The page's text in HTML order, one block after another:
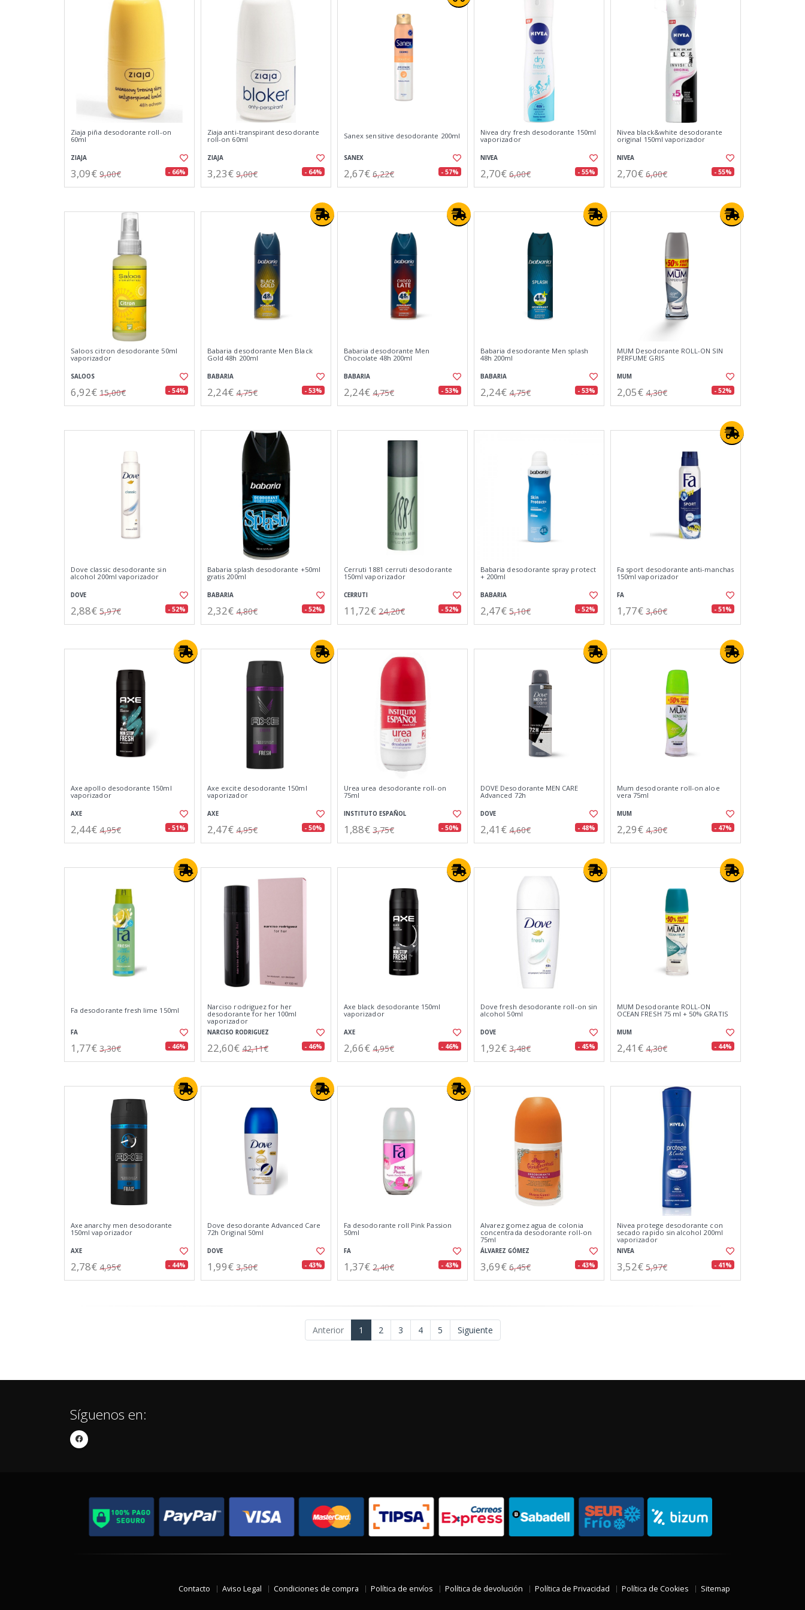
Ziaja piña desodorante roll-on
60ml
ZIAJA
3,09€ 9,00€ - 66%
Ziaja anti-transpirant desodorante
roll-on 60ml
ZIAJA
3,23€ 9,00€ - 64%
Sanex sensitive desodorante 200ml
SANEX
2,67€ 6,22€ - 57%
Nivea dry fresh desodorante 150ml
vaporizador
NIVEA
2,70€ 6,00€ - 55%
Nivea black&white desodorante
original 150ml vaporizador
NIVEA
2,70€ 6,00€ - 55%
Saloos citron desodorante 50ml
vaporizador
SALOOS
6,92€ 15,00€ - 54%
Babaria desodorante Men Black
Gold 48h 200ml
BABARIA
2,24€ 4,75€ - 53%
Babaria desodorante Men
Chocolate 48h 200ml
BABARIA
2,24€ 4,75€ - 53%
Babaria desodorante Men splash
48h 200ml
BABARIA
2,24€ 4,75€ - 53%
MUM Desodorante ROLL-ON SIN
PERFUME GRIS
MUM
2,05€ 4,30€ - 52%
Dove classic desodorante sin
alcohol 200ml vaporizador
DOVE
2,88€ 5,97€ - 52%
Babaria splash desodorante +50ml
gratis 200ml
BABARIA
2,32€ 4,80€ - 52%
Cerruti 1881 cerruti desodorante
150ml vaporizador
CERRUTI
11,72€ 24,20€ - 52%
Babaria desodorante spray protect
+ 200ml
BABARIA
2,47€ 5,10€ - 52%
Fa sport desodorante anti-manchas
150ml vaporizador
FA
1,77€ 3,60€ - 51%
Axe apollo desodorante 150ml
vaporizador
AXE
2,44€ 4,95€ - 51%
Axe excite desodorante 150ml
vaporizador
AXE
2,47€ 4,95€ - 50%
Urea urea desodorante roll-on
75ml
INSTITUTO ESPAÑOL
1,88€ 3,75€ - 50%
DOVE Desodorante MEN CARE
Advanced 72h
DOVE
2,41€ 4,60€ - 48%
Mum desodorante roll-on aloe
vera 75ml
MUM
2,29€ 4,30€ - 47%
Fa desodorante fresh lime 150ml
FA
1,77€ 3,30€ - 46%
Narciso rodriguez for her
desodorante for her 100ml
vaporizador
NARCISO RODRIGUEZ
22,60€ 42,11€ - 46%
Axe black desodorante 150ml
vaporizador
AXE
2,66€ 4,95€ - 46%
Dove fresh desodorante roll-on sin
alcohol 50ml
DOVE
1,92€ 3,48€ - 45%
MUM Desodorante ROLL-ON
OCEAN FRESH 75 ml + 50% GRATIS
MUM
2,41€ 4,30€ - 44%
Axe anarchy men desodorante
150ml vaporizador
AXE
2,78€ 4,95€ - 44%
Dove desodorante Advanced Care
72h Original 50ml
DOVE
1,99€ 3,50€ - 43%
Fa desodorante roll Pink Passion
50ml
FA
1,37€ 2,40€ - 43%
Alvarez gomez agua de colonia
concentrada desodorante roll-on
75ml
ÁLVAREZ GÓMEZ
3,69€ 6,45€ - 43%
Nivea protege desodorante con
secado rapido sin alcohol 200ml
vaporizador
NIVEA
3,52€ 5,97€ - 41%
Anterior 1 2 3 4 5 Siguiente
Síguenos en:
Contacto Aviso Legal Condiciones de compra Política de envíos Política de devolución Política de Privacidad Política de Cookies Sitemap